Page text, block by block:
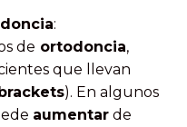
:
de ortodoncia,
que llevan
brackets). En algunos
aumentar de